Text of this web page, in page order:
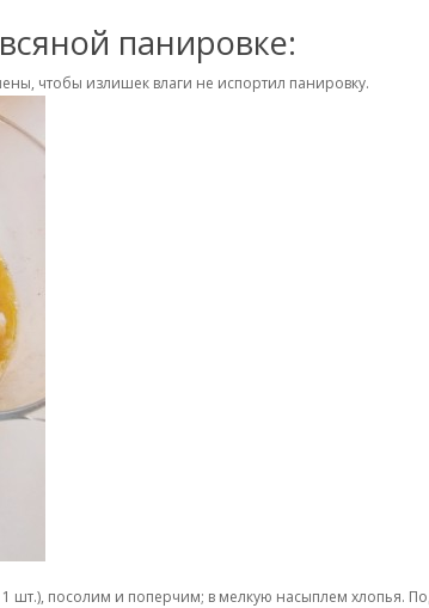
панировке:
чтобы излишек влаги не испортил панировку.
1 шт.), посолим и поперчим; в мелкую насыплем хлопья.